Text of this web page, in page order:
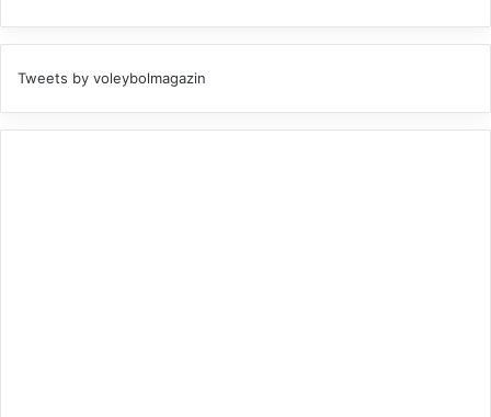
Tweets by voleybolmagazin